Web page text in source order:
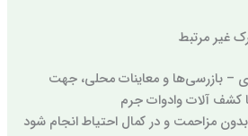
غیر مرتبط
– بازرسی‌ها و معاینات محلی، جهت
کشف آلات و‌ادوات جرم
مزاحمت و در کمال احتیاط انجام شود